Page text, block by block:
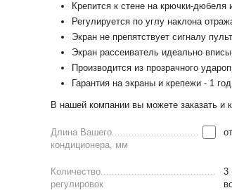
Крепится к стене на крючки-
Регулируется по углу наклона
Экран не препятствует сигналу
Экран рассеиватель идеально
Производится из прозрачного
Гарантия на экраны и крепежи - 1
В нашей компании вы можете заказать и
Длина Вашего
кондиционера, мм
Количество
регулировок
3